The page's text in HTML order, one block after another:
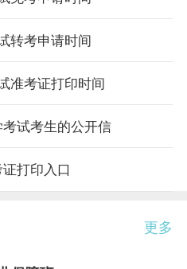
转考申请时间
准考证打印时间
试考生的公开信
打印入口
更多